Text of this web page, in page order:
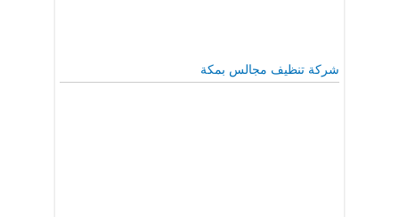
شركة تنظيف مجالس بمكة